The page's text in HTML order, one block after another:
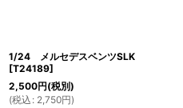
1/24 メルセデスベンツSLK
[T24189]
2,500円(税別)
(税込 : 2,750円)